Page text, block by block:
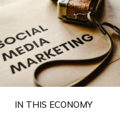
IN THIS ECONOMY